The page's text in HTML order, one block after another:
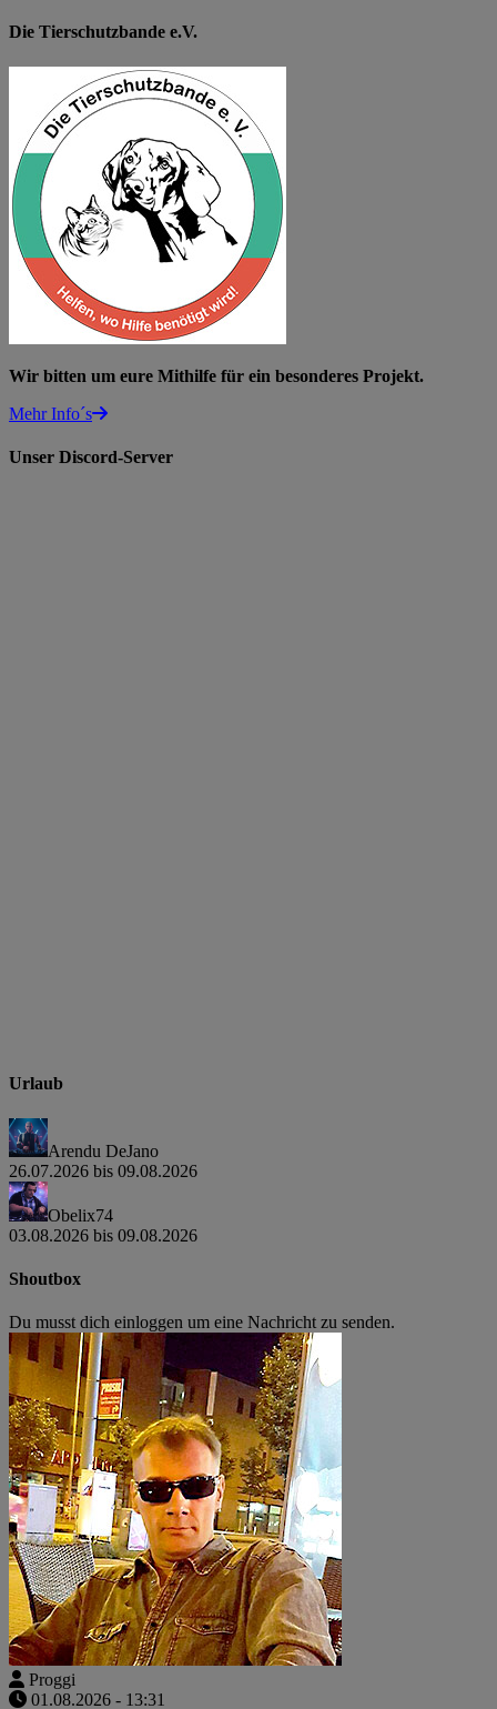
Die Tierschutzbande e.V.
Wir bitten um eure Mithilfe für ein besonderes Projekt.
Mehr Info´s
Unser Discord-Server
Urlaub
Arendu DeJano
26.07.2026 bis 09.08.2026
Obelix74
03.08.2026 bis 09.08.2026
Shoutbox
Du musst dich einloggen um eine Nachricht zu senden.
Proggi
01.08.2026 - 13:31